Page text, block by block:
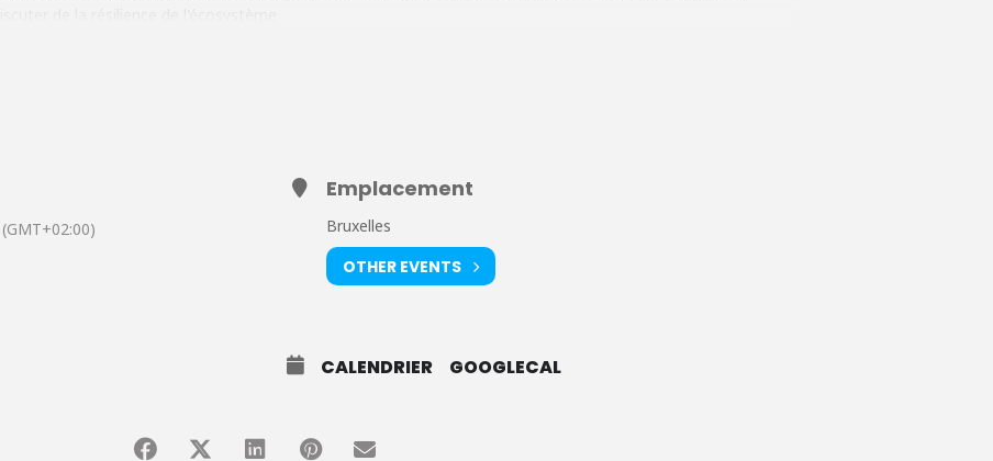
en puissance de la main d'oeuvre dans l'écosystème du tourisme dans l'Union européenne.
(GMT+02:00)
Emplacement
Bruxelles
OTHER EVENTS
CALENDRIER GOOGLECAL